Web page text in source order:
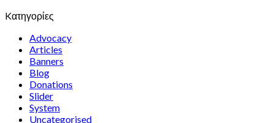
Kατηγορίες
Advocacy
Articles
Banners
Blog
Donations
Slider
System
Uncategorised